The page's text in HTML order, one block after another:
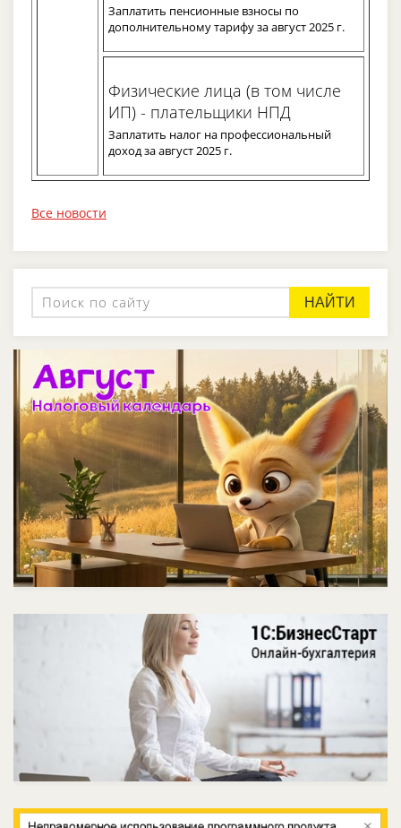
Заплатить пенсионные взносы по
дополнительному тарифу за август 2025 г.
Физические лица (в том числе
ИП) - плательщики НПД
Заплатить налог на профессиональный
доход за август 2025 г.
Все новости
НАЙТИ